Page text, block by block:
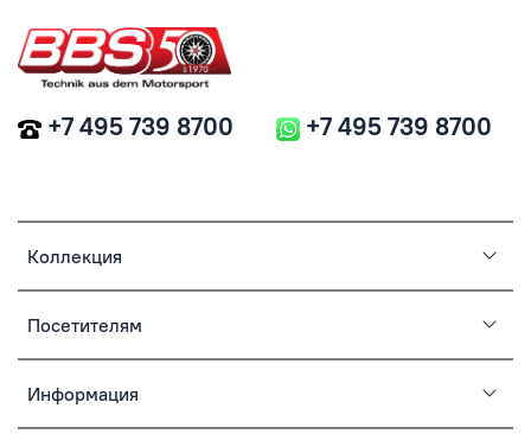
Коллекция
Посетителям
Информация
+7 495 739 8700 +7 495 739 8700